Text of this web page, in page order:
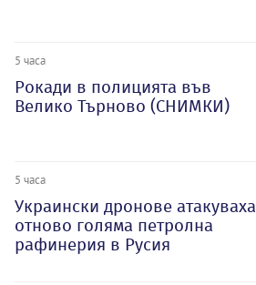
5 часа
Рокади в полицията във
Велико Търново (СНИМКИ)
5 часа
Украински дронове атакуваха
отново голяма петролна
рафинерия в Русия